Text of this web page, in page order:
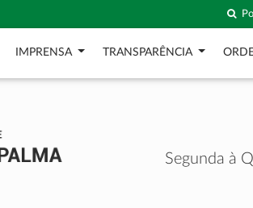
IMPRENSA TRANSPARÊNCIA
Segunda à